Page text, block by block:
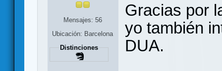
Mensajes: 56
Ubicación: Barcelona
Distinciones
Gracias por
yo también
DUA.